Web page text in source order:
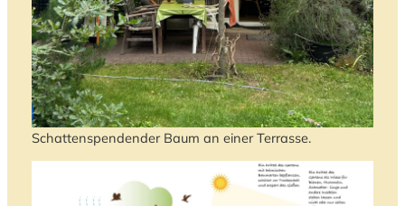
Schattenspendender Baum an einer Terrasse.